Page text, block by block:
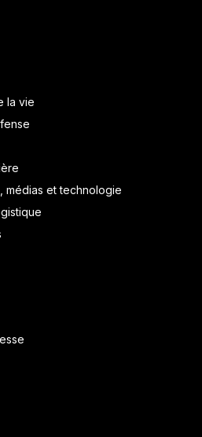
la vie
médias et technologie